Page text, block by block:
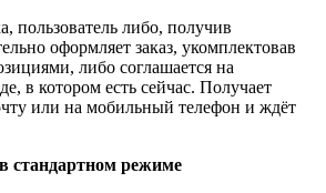
пользователь либо, получив
оформляет заказ, укомплектовав
либо соглашается на
в котором есть сейчас. Получает
или на мобильный телефон и ждёт
стандартном режиме